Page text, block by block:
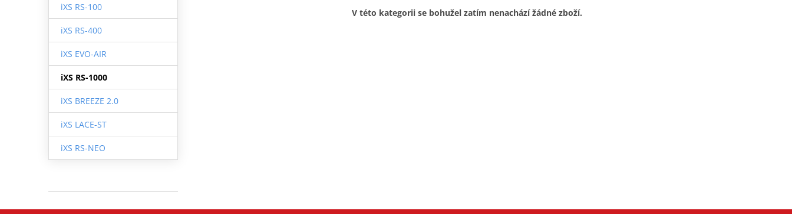
iXS RS-100
iXS RS-400
iXS EVO-AIR
iXS RS-1000
iXS BREEZE 2.0
iXS LACE-ST
iXS RS-NEO
V této kategorii se bohužel zatím nenachází žádné zboží.